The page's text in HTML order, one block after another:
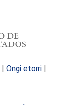
| Ongi etorri |